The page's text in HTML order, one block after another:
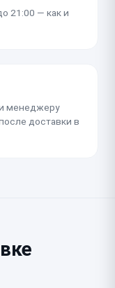
21:00 — как и
менеджеру
доставки в